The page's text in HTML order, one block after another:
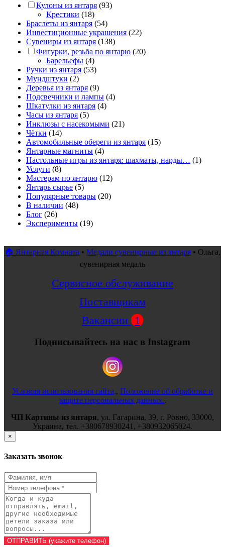
Кулоны из янтаря (93)
Крестики (18)
Браслеты из янтаря (54)
Инвестиционные украшения (22)
Сувениры из янтаря (138)
Фигурки, резьба по янтарю (20)
Барельефы (4)
Ручки из янтаря (53)
Мундштуки (2)
Деревья из янтаря (9)
Подсвечники и лампы (4)
Шкатулки из янтаря (4)
Часы из янтаря (5)
Инклюзы с насекомыми (21)
Чётки (14)
Автомобильные обереги из янтаря (15)
Янтарные магниты (4)
Настольные игры из янтаря: шахматы, нарды… (1)
Услуги (8)
Мастерам по янтарю (12)
Янтарь сырье (5)
Популярные товары (20)
В наличии (48)
Блог (26)
Эксперименты (19)
🏠 Янтарная Комната • Медали сувенирные из янтаря • Ольга,
сувенирная медаль
Сервисное обслуживание
Поставщикам
Вакансии 1
Подписывайтесь на нас в Instagram
Условия использования сайта,, Положение об обработке и
защите персональных данных..
ЧП Картины из янтаря, ул. Гагарина, 39, г. Ровно, 33000,
Украина, тел. +380678930241 , +380932065024.
×
Заказать звонок